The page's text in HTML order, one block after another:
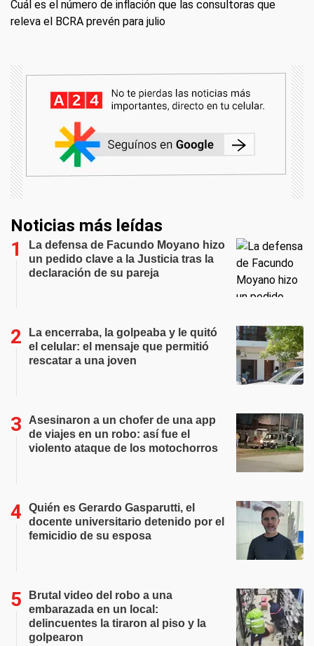
Cuál es el número de inflación que las consultoras que
releva el BCRA prevén para julio
Noticias más leídas
La defensa de Facundo Moyano hizo
un pedido clave a la Justicia tras la
declaración de su pareja
La encerraba, la golpeaba y le quitó
el celular: el mensaje que permitió
rescatar a una joven
Asesinaron a un chofer de una app
de viajes en un robo: así fue el
violento ataque de los motochorros
Quién es Gerardo Gasparutti, el
docente universitario detenido por el
femicidio de su esposa
Brutal video del robo a una
embarazada en un local:
delincuentes la tiraron al piso y la
golpearon